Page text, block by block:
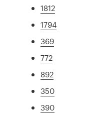
1812
1794
369
772
892
350
390